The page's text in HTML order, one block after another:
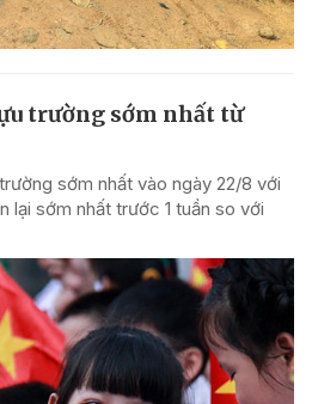
trường sớm nhất từ
sớm nhất vào ngày 22/8 với
lại sớm nhất trước 1 tuần so với